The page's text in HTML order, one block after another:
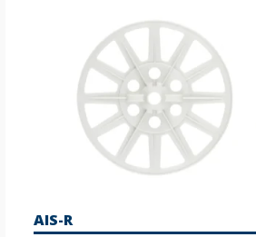
AIS-R